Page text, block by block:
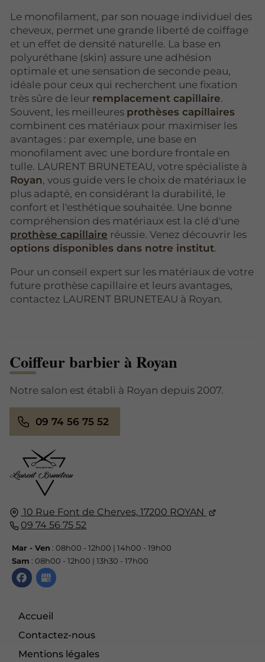
Le monofilament, par son nouage individuel des
cheveux, permet une grande liberté de coiffage
et un effet de densité naturelle. La base en
polyuréthane (skin) assure une adhésion
optimale et une sensation de seconde peau,
idéale pour ceux qui recherchent une fixation
très sûre de leur remplacement capillaire.
Souvent, les meilleures prothèses capillaires
combinent ces matériaux pour maximiser les
avantages : par exemple, une base en
monofilament avec une bordure frontale en
tulle. LAURENT BRUNETEAU, votre spécialiste à
Royan, vous guide vers le choix de matériaux le
plus adapté, en considérant la durabilité, le
confort et l'esthétique souhaitée. Une bonne
compréhension des matériaux est la clé d'une
prothèse capillaire réussie. Venez découvrir les
options disponibles dans notre institut.
Pour un conseil expert sur les matériaux de votre
future prothèse capillaire et leurs avantages,
contactez LAURENT BRUNETEAU à Royan.
10 Rue Font de Cherves, 17200 ROYAN
09 74 56 75 52
Mar - Ven : 08h00 - 12h00 | 14h00 - 19h00
Sam : 08h00 - 12h00 | 13h30 - 17h00
Accueil
Contactez-nous
Mentions légales
Coiffeur barbier à Royan
Notre salon est établi à Royan depuis 2007.
09 74 56 75 52